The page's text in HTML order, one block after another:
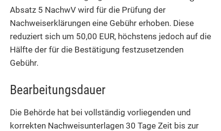
Absatz 5 NachwV wird für die Prüfung der
Nachweiserklärungen eine Gebühr erhoben. Diese
reduziert sich um 50,00 EUR, höchstens jedoch auf die
Hälfte der für die Bestätigung festzusetzenden
Gebühr.
Bearbeitungsdauer
Die Behörde hat bei vollständig vorliegenden und
korrekten Nachweisunterlagen 30 Tage Zeit bis zur